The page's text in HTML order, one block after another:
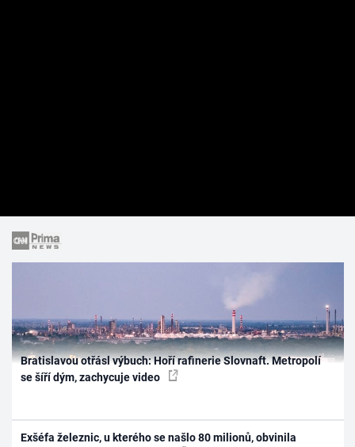
Bratislavou otřásl výbuch: Hoří rafinerie Slovnaft. Metropolí
se šíří dým, zachycuje video
Exšéfa železnic, u kterého se našlo 80 milionů, obvinila